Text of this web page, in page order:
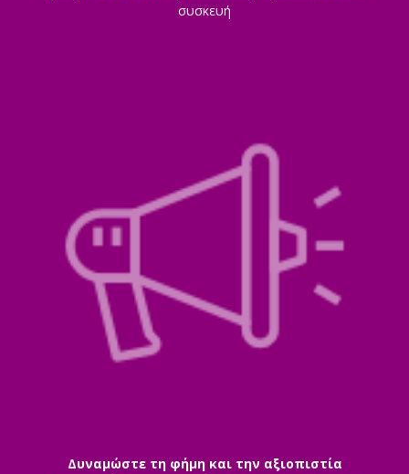
συσκευή
Δυναμώστε τη φήμη και την αξιοπιστία